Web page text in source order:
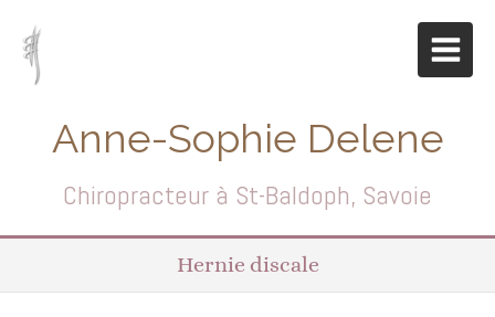
Anne-Sophie Delene
Chiropracteur à St-Baldoph, Savoie
Hernie discale